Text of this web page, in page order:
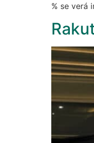
% ​​se verá